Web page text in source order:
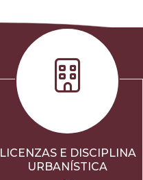
LICENZAS E DISCIPLINA
URBANÍSTICA